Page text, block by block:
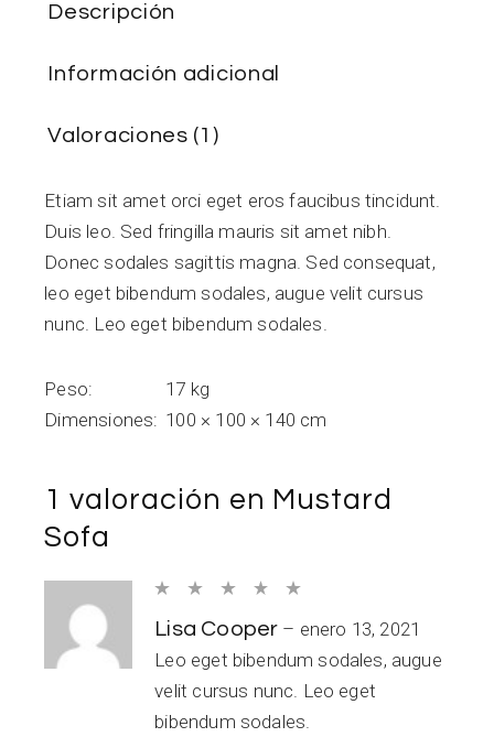
Descripción
Información adicional
Valoraciones (1)
Etiam sit amet orci eget eros faucibus tincidunt.
Duis leo. Sed fringilla mauris sit amet nibh.
Donec sodales sagittis magna. Sed consequat,
leo eget bibendum sodales, augue velit cursus
nunc. Leo eget bibendum sodales.
Peso
17 kg
Dimensiones
100 × 100 × 140 cm
1 valoración en Mustard
Sofa
Lisa Cooper – enero 13, 2021
Leo eget bibendum sodales, augue
velit cursus nunc. Leo eget
bibendum sodales.